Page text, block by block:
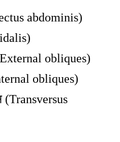
abdominis)
obliques)
obliques)
(Transversus